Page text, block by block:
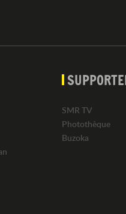
SMR TV
Photothèque
Buzoka